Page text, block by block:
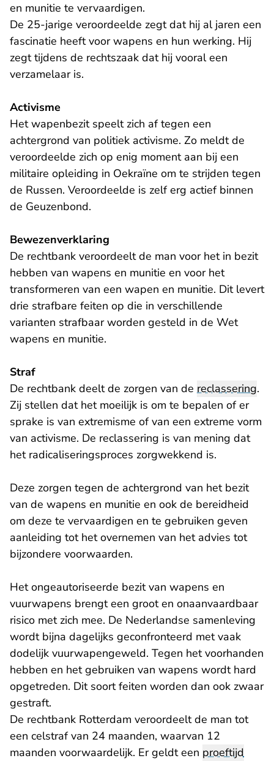
en munitie te vervaardigen.
De 25-jarige veroordeelde zegt dat hij al jaren een
fascinatie heeft voor wapens en hun werking. Hij
zegt tijdens de rechtszaak dat hij vooral een
verzamelaar is.
Activisme
Het wapenbezit speelt zich af tegen een
achtergrond van politiek activisme. Zo meldt de
veroordeelde zich op enig moment aan bij een
militaire opleiding in Oekraïne om te strijden tegen
de Russen. Veroordeelde is zelf erg actief binnen
de Geuzenbond.
Bewezenverklaring
De rechtbank veroordeelt de man voor het in bezit
hebben van wapens en munitie en voor het
transformeren van een wapen en munitie. Dit levert
drie strafbare feiten op die in verschillende
varianten strafbaar worden gesteld in de Wet
wapens en munitie.
Straf
De rechtbank deelt de zorgen van de reclassering.
Zij stellen dat het moeilijk is om te bepalen of er
sprake is van extremisme of van een extreme vorm
van activisme. De reclassering is van mening dat
het radicaliseringsproces zorgwekkend is.
Deze zorgen tegen de achtergrond van het bezit
van de wapens en munitie en ook de bereidheid
om deze te vervaardigen en te gebruiken geven
aanleiding tot het overnemen van het advies tot
bijzondere voorwaarden.
Het ongeautoriseerde bezit van wapens en
vuurwapens brengt een groot en onaanvaardbaar
risico met zich mee. De Nederlandse samenleving
wordt bijna dagelijks geconfronteerd met vaak
dodelijk vuurwapengeweld. Tegen het voorhanden
hebben en het gebruiken van wapens wordt hard
opgetreden. Dit soort feiten worden dan ook zwaar
gestraft.
De rechtbank Rotterdam veroordeelt de man tot
een celstraf van 24 maanden, waarvan 12
maanden voorwaardelijk. Er geldt een proeftijd